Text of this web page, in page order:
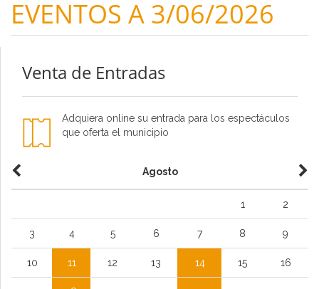
EVENTOS A 3/06/2026
Venta de Entradas
Adquiera online su entrada para los espectáculos
que oferta el municipio
Agosto
1 2
3 4 5 6 7 8 9
10 11 12 13 14 15 16